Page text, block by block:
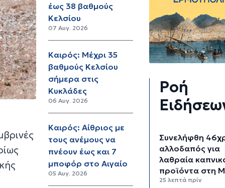
έως 38 βαθμούς
Κελσίου
07 Αυγ. 2026
Καιρός: Μέχρι 35
βαθμούς Κελσίου
σήμερα στις
Κυκλάδες
06 Αυγ. 2026
Καιρός: Αίθριος με
τους ανέμους να
πνέουν έως και 7
μποφόρ στο Αιγαίο
05 Αυγ. 2026
Ροή
Συνελήφθη
αλλοδαπός για
λαθραία
προϊόντα στη
25 λεπτά πρίν